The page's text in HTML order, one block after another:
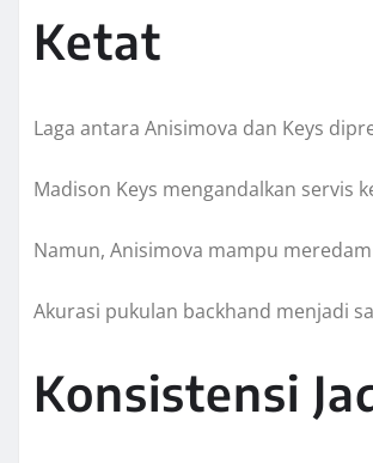
Ketat
Laga antara Anisimova dan Keys
Madison Keys mengandalkan servis
Namun, Anisimova mampu
Akurasi pukulan backhand menjadi
Konsistensi